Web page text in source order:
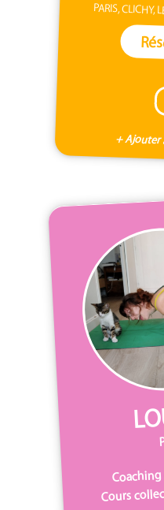
PARIS, CLICHY,
+ Ajouter
Cours